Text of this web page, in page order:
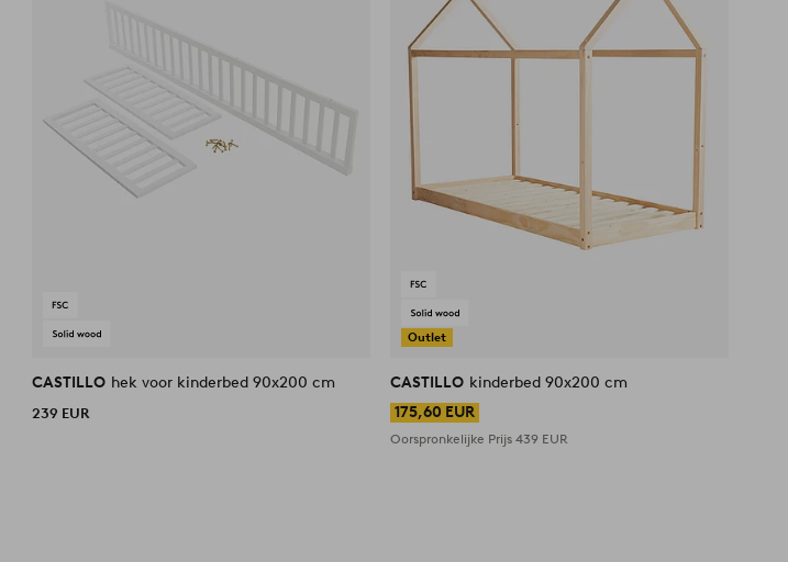
CASTILLO hek voor kinderbed 90x200 cm
239 EUR
Outlet
CASTILLO kinderbed 90x200 cm
175,60 EUR
Oorspronkelijke Prijs439 EUR